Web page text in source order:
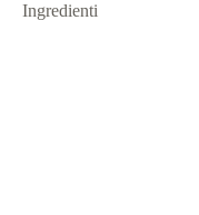
Ingredienti